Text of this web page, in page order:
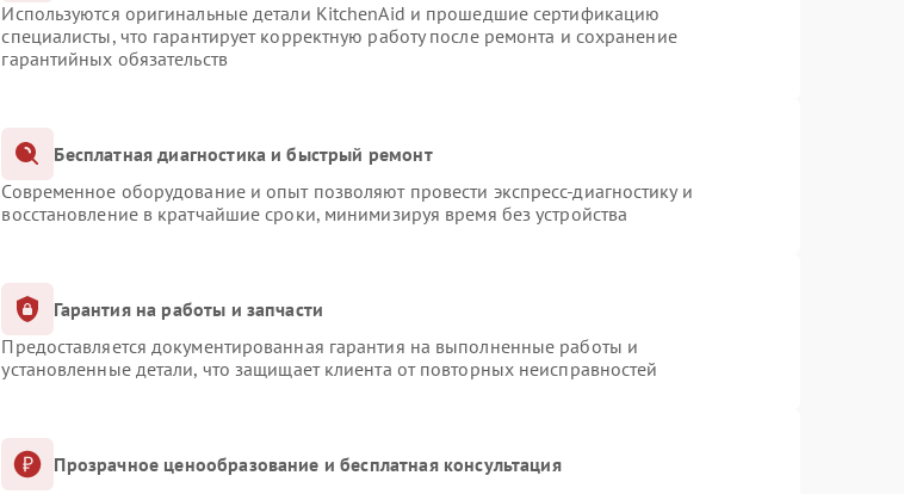
Используются оригинальные детали KitchenAid и прошедшие сертификацию
специалисты, что гарантирует корректную работу после ремонта и сохранение
гарантийных обязательств
Бесплатная диагностика и быстрый ремонт
Современное оборудование и опыт позволяют провести экспресс-диагностику и
восстановление в кратчайшие сроки, минимизируя время без устройства
Гарантия на работы и запчасти
Предоставляется документированная гарантия на выполненные работы и
установленные детали, что защищает клиента от повторных неисправностей
Прозрачное ценообразование и бесплатная консультация